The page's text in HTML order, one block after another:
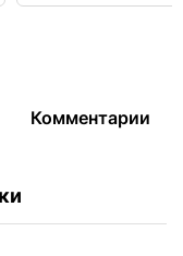
Комментарии